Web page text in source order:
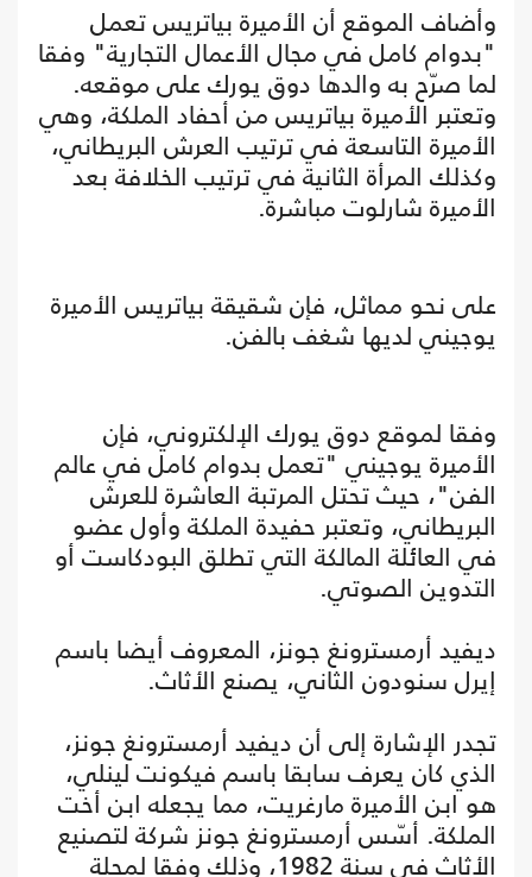
وأضاف الموقع أن الأميرة بياتريس تعمل
"بدوام كامل في مجال الأعمال التجارية" وفقا
لما صرّح به والدها دوق يورك على موقعه.
وتعتبر الأميرة بياتريس من أحفاد الملكة، وهي
الأميرة التاسعة في ترتيب العرش البريطاني،
وكذلك المرأة الثانية في ترتيب الخلافة بعد
الأميرة شارلوت مباشرة.
على نحو مماثل، فإن شقيقة بياتريس الأميرة
يوجيني لديها شغف بالفن.
وفقا لموقع دوق يورك الإلكتروني، فإن
الأميرة يوجيني "تعمل بدوام كامل في عالم
الفن"، حيث تحتل المرتبة العاشرة للعرش
البريطاني، وتعتبر حفيدة الملكة وأول عضو
في العائلة المالكة التي تطلق البودكاست أو
التدوين الصوتي.
ديفيد أرمسترونغ جونز، المعروف أيضا باسم
إيرل سنودون الثاني، يصنع الأثاث.
تجدر الإشارة إلى أن ديفيد أرمسترونغ جونز،
الذي كان يعرف سابقا باسم فيكونت لينلي،
هو ابن الأميرة مارغريت، مما يجعله ابن أخت
الملكة. أسّس أرمسترونغ جونز شركة لتصنيع
الأثاث في سنة 1982، وذلك وفقا لمجلة